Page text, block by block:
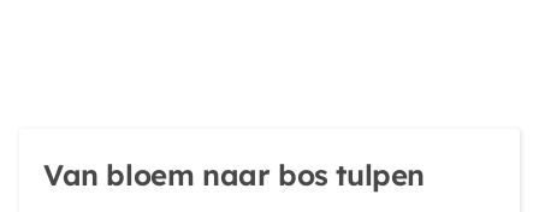
Van bloem naar bos tulpen